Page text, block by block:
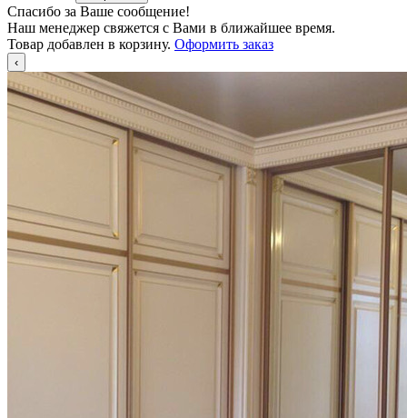
Спасибо за Ваше сообщение!
Наш менеджер свяжется с Вами в ближайшее время.
Товар добавлен в корзину. Оформить заказ